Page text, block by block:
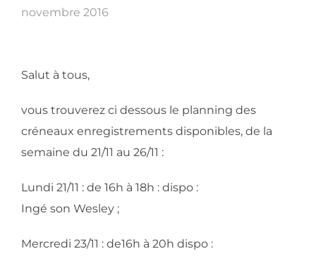
novembre 2016
Salut à tous,
vous trouverez ci dessous le planning des
créneaux enregistrements disponibles, de la
semaine du 21/11 au 26/11 :
Lundi 21/11 : de 16h à 18h : dispo :
Ingé son Wesley ;
Mercredi 23/11 : de16h à 20h dispo :